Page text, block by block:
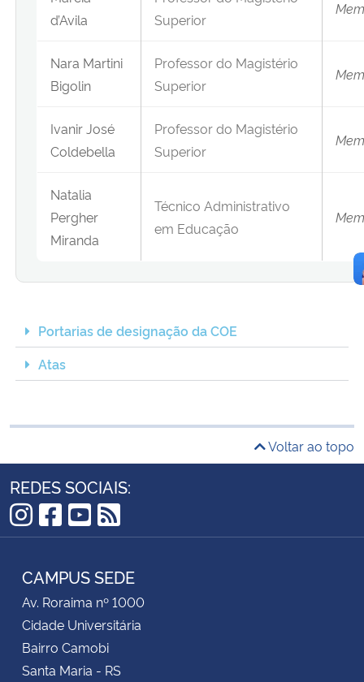
d’Avila
Superior
Nara Martini
Bigolin
Professor do Magistério
Superior
Ivanir José
Coldebella
Professor do Magistério
Superior
Natalia
Pergher
Miranda
Técnico Administrativo
em Educação
Portarias de designação da COE
Atas
Voltar ao topo
REDES SOCIAIS:
Instagram
Facebook
YouTube
RSS
CAMPUS SEDE
Av. Roraima nº 1000
Cidade Universitária
Bairro Camobi
Santa Maria - RS